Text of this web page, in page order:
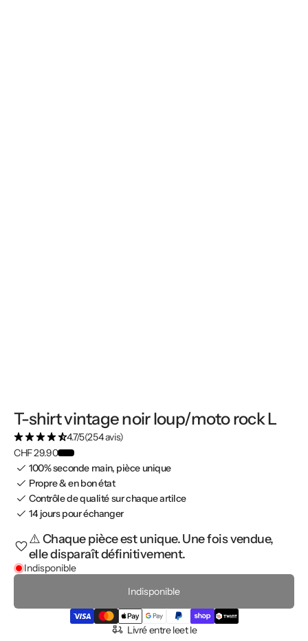
T-shirt vintage noir loup/moto rock L
4.7/5(254 avis)
CHF 29.90
100% seconde main, pièce unique
Propre & en bon état
Contrôle de qualité sur chaque artilce
14 jours pour échanger
⚠️ Chaque pièce est unique. Une fois vendue,
elle disparaît définitivement.
Indisponible
Indisponible
Livré entre leet le